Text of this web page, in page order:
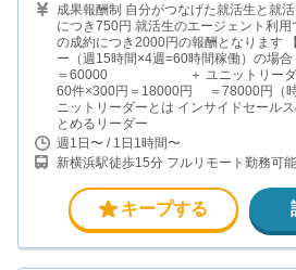
成果報酬制 自分がつなげた就活生と就
につき750円 就活生のエージェント利
の成約につき2000円の報酬となります
ー（週15時間×4週=60時間稼働）の場
＝60000 ＋ ユニットリーダー
60件×300円＝18000円 ＝78000円（
ニットリーダーとは インサイドセール
とめるリーダー
週1日〜 / 1日1時間〜
新横浜駅徒歩15分 フルリモート勤務可能
キープする